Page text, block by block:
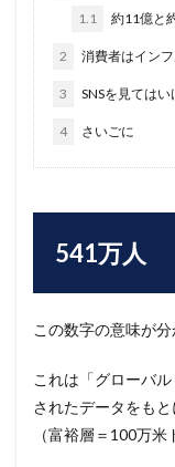
1.1 約11億と
2 消費者はイン
3 SNSを見てはい
4 さいごに
541万人
この数字の意味が
これは「グローバ
されたデータをも
（富裕層＝100万米